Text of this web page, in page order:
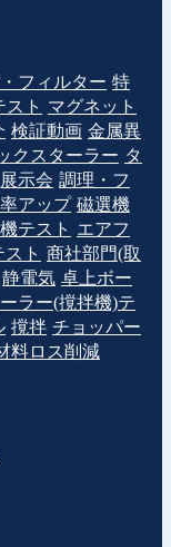
フィルター 特
スト マグネット
検証動画 金属異
クスターラー タ
展示会 調理・フ
アップ 磁選機
テスト エアフ
スト 商社部門(取
静電気 卓上ボー
ラー(撹拌機)テ
撹拌 チョッパー
料ロス削減